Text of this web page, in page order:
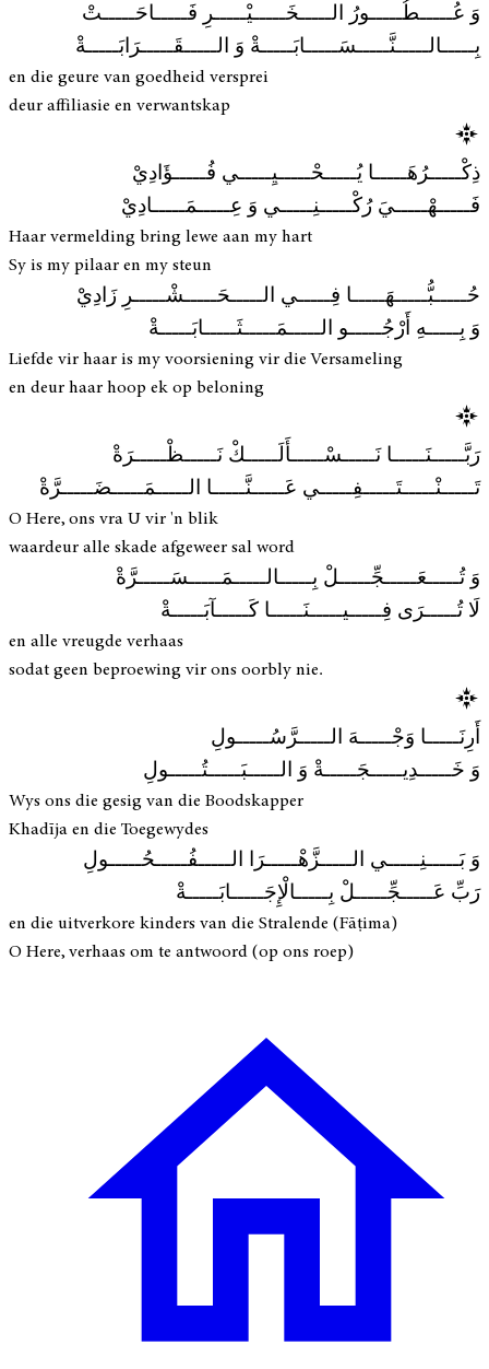
وَ عُـــــطُـــــورُ الـــــخَـــــيْـــــرِ فَـــــاحَـــــتْ
بِـــــالـــــنَّـــــسَـــــابَـــــةْ وَ الـــــقَـــــرَابَـــــةْ
en die geure van goedheid versprei
deur affiliasie en verwantskap
ذِكْـــــرُهَـــــا يُـــــحْـــــيِـــــي فُـــــؤَادِيْ
فَـــــهْـــــيَ رُكْـــــنِـــــي وَ عِـــــمَـــــادِيْ
Haar vermelding bring lewe aan my hart
Sy is my pilaar en my steun
حُـــــبُّـــــهَـــــا فِـــــي الـــــحَـــــشْـــــرِ زَادِيْ
وَ بِـــــهِ أَرْجُـــــو الـــــمَـــــثَـــــابَـــــةْ
Liefde vir haar is my voorsiening vir die Versameling
en deur haar hoop ek op beloning
رَبَّـــــنَـــــا نَـــــسْـــــأَلَـــــكْ نَـــــظْـــــرَةْ
تَـــــنْـــــتَـــــفِـــــي عَـــــنَّـــــا الـــــمَـــــضَـــــرَّةْ
O Here, ons vra U vir 'n blik
waardeur alle skade afgeweer sal word
وَ تُـــــعَـــــجِّـــــلْ بِـــــالـــــمَـــــسَـــــرَّةْ
لَا تُـــــرَى فِـــــيـــــنَـــــا كَـــــآبَـــــةْ
en alle vreugde verhaas
sodat geen beproewing vir ons oorbly nie.
أَرِنَـــــا وَجْـــــهَ الـــــرَّسُـــــولِ
وَ خَـــــدِيـــــجَـــــةْ وَ الـــــبَـــــتُـــــولِ
Wys ons die gesig van die Boodskapper
Khadīja en die Toegewydes
وَ بَـــــنِـــــي الـــــزَّهْـــــرَا الـــــفُـــــحُـــــولِ
رَبِّ عَـــــجِّـــــلْ بِـــــالْإِجَـــــابَـــــةْ
en die uitverkore kinders van die Stralende (Fāṭima)
O Here, verhaas om te antwoord (op ons roep)